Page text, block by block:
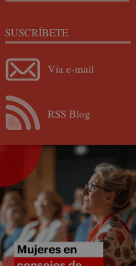
SUSCRÍBETE
Vía e-mail
RSS Blog